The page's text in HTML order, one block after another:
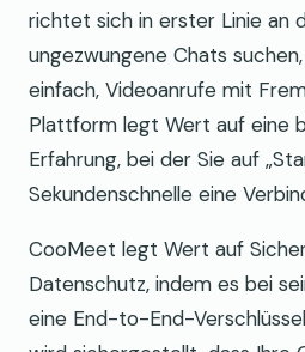
richtet sich in erster Linie an
ungezwungene Chats
einfach, Videoanrufe mit
Plattform legt Wert auf eine
Erfahrung, bei der Sie auf
Sekundenschnelle eine
CooMeet legt Wert auf
Datenschutz, indem es bei
eine End-to-End-